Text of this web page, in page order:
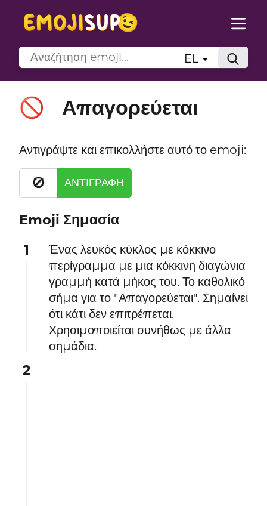
EL
🚫 Απαγορεύεται
Αντιγράψτε και επικολλήστε αυτό το emoji:
🚫 ΑΝΤΙΓΡΑΦΉ
Emoji Σημασία
1
Ένας λευκός κύκλος με κόκκινο
περίγραμμα με μια κόκκινη διαγώνια
γραμμή κατά μήκος του. Το καθολικό
σήμα για το "Απαγορεύεται". Σημαίνει
ότι κάτι δεν επιτρέπεται.
Χρησιμοποιείται συνήθως με άλλα
σημάδια.
2